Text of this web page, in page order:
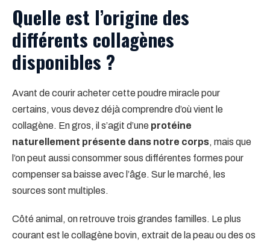
Quelle est l’origine des
différents collagènes
disponibles ?
Avant de courir acheter cette poudre miracle pour
certains, vous devez déjà comprendre d’où vient le
collagène. En gros, il s’agit d’une protéine
naturellement présente dans notre corps, mais que
l’on peut aussi consommer sous différentes formes pour
compenser sa baisse avec l’âge. Sur le marché, les
sources sont multiples.
Côté animal, on retrouve trois grandes familles. Le plus
courant est le collagène bovin, extrait de la peau ou des os